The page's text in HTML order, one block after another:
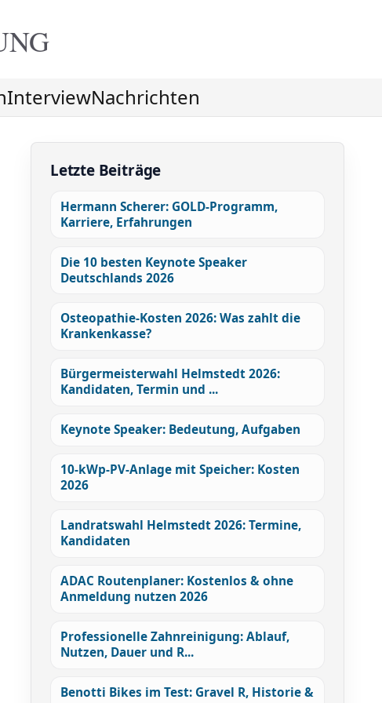
InterviewNachrichten
Letzte Beiträge
Hermann Scherer: GOLD-Programm,
Karriere, Erfahrungen
Die 10 besten Keynote Speaker
Deutschlands 2026
Osteopathie-Kosten 2026: Was zahlt die
Krankenkasse?
Bürgermeisterwahl Helmstedt 2026:
Kandidaten, Termin und ...
Keynote Speaker: Bedeutung, Aufgaben
10-kWp-PV-Anlage mit Speicher: Kosten
2026
Landratswahl Helmstedt 2026: Termine,
Kandidaten
ADAC Routenplaner: Kostenlos & ohne
Anmeldung nutzen 2026
Professionelle Zahnreinigung: Ablauf,
Nutzen, Dauer und R...
Benotti Bikes im Test: Gravel R, Historie &